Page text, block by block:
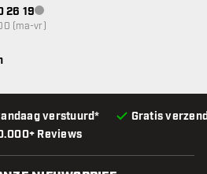
Reviews
verstuurd* Gratis
26 19klantenservice niet beschikbaar
(ma-vr)